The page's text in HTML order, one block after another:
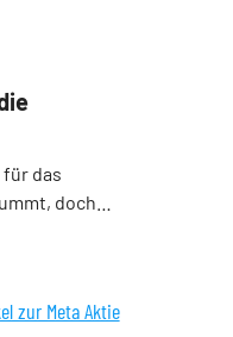
und
das
doch
den
zur Meta Aktie